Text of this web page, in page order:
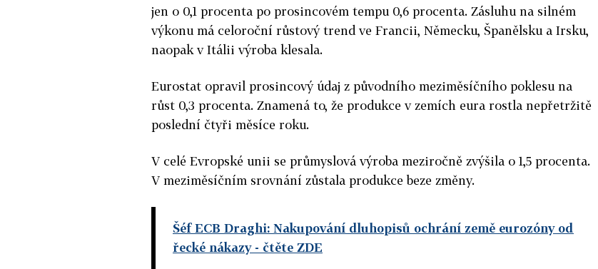
jen o 0,1 procenta po prosincovém tempu 0,6 procenta. Zásluhu na silném
výkonu má celoroční růstový trend ve Francii, Německu, Španělsku a Irsku,
naopak v Itálii výroba klesala.
Eurostat opravil prosincový údaj z původního meziměsíčního poklesu na
růst 0,3 procenta. Znamená to, že produkce v zemích eura rostla nepřetržitě
poslední čtyři měsíce roku.
V celé Evropské unii se průmyslová výroba meziročně zvýšila o 1,5 procenta.
V meziměsíčním srovnání zůstala produkce beze změny.
Šéf ECB Draghi: Nakupování dluhopisů ochrání země eurozóny od
řecké nákazy- čtěte ZDE